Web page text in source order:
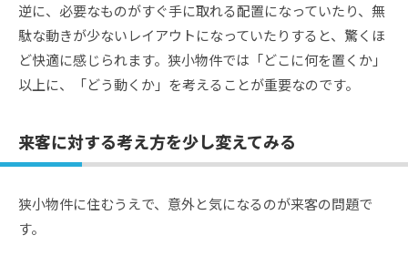
逆に、必要なものがすぐ手に取れる配置になっていたり、無
駄な動きが少ないレイアウトになっていたりすると、驚くほ
ど快適に感じられます。狭小物件では「どこに何を置くか」
以上に、「どう動くか」を考えることが重要なのです。
来客に対する考え方を少し変えてみる
狭小物件に住むうえで、意外と気になるのが来客の問題で
す。